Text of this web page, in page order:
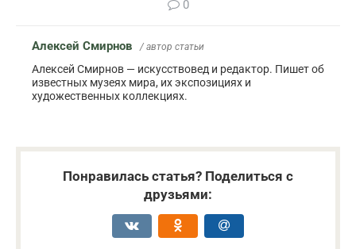
0
Алексей Смирнов / автор статьи
Алексей Смирнов — искусствовед и редактор. Пишет об
известных музеях мира, их экспозициях и
художественных коллекциях.
Понравилась статья? Поделиться с
друзьями: